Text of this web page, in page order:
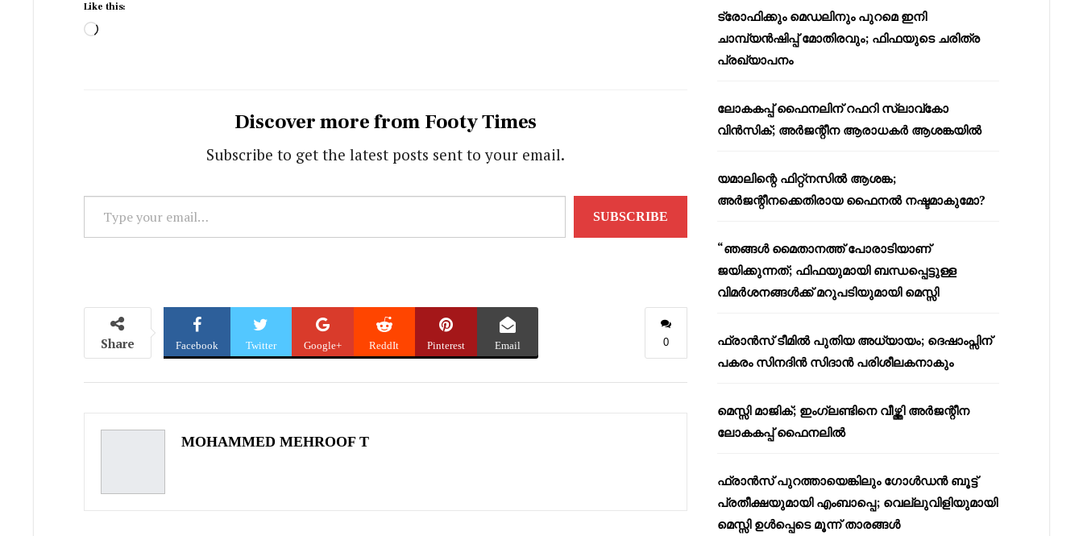
Like this:
Loading…
Discover more from Footy Times
Subscribe to get the latest posts sent to your email.
your
SUBSCRIBE
0
Share Facebook Twitter Google+ ReddIt Pinterest Email
MOHAMMED MEHROOF T
ട്രോഫിക്കും മെഡലിനും പുറമെ ഇനി
ചാമ്പ്യൻഷിപ്പ് മോതിരവും; ഫിഫയുടെ ചരിത്ര
പ്രഖ്യാപനം
ലോകകപ്പ് ഫൈനലിന് റഫറി സ്ലാവ്‌കോ
വിൻസിക്; അർജന്റീന ആരാധകർ ആശങ്കയിൽ
യമാലിന്റെ ഫിറ്റ്നസിൽ ആശങ്ക;
അർജന്റീനക്കെതിരായ ഫൈനൽ നഷ്ടമാകുമോ?
“ഞങ്ങൾ മൈതാനത്ത് പോരാടിയാണ്
ജയിക്കുന്നത്; ഫിഫയുമായി ബന്ധപ്പെട്ടുള്ള
വിമർശനങ്ങൾക്ക് മറുപടിയുമായി മെസ്സി
ഫ്രാൻസ് ടീമിൽ പുതിയ അധ്യായം; ദെഷാംപ്സിന്
പകരം സിനദിൻ സിദാൻ പരിശീലകനാകും
മെസ്സി മാജിക്; ഇംഗ്ലണ്ടിനെ വീഴ്ത്തി അർജന്റീന
ലോകകപ്പ് ഫൈനലിൽ
ഫ്രാൻസ് പുറത്തായെങ്കിലും ഗോൾഡൻ ബൂട്ട്
പ്രതീക്ഷയുമായി എംബാപ്പെ; വെല്ലുവിളിയുമായി
മെസ്സി ഉൾപ്പെടെ മൂന്ന് താരങ്ങൾ